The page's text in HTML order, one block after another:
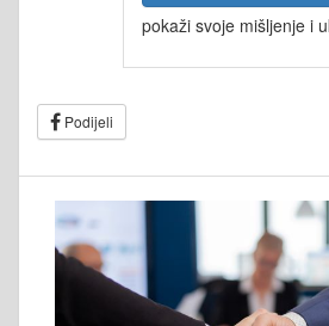
pokaži svoje mišljenje i
Podijeli